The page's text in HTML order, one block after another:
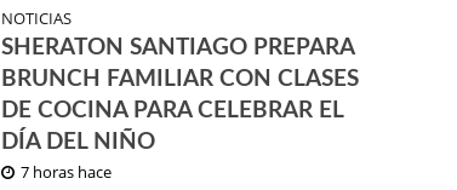
NOTICIAS
SHERATON SANTIAGO PREPARA
BRUNCH FAMILIAR CON CLASES
DE COCINA PARA CELEBRAR EL
DÍA DEL NIÑO
7 horas hace